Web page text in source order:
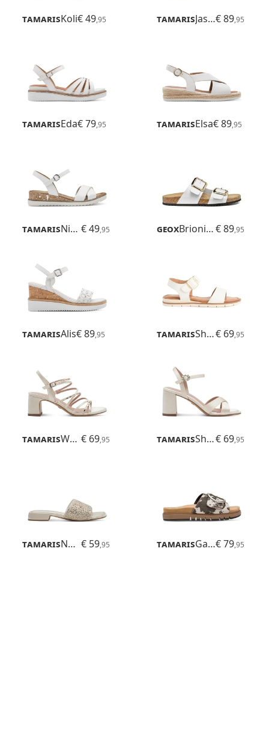
TamarisKoli€ 49,95 Tamaris Jasmin€ 89,95
TamarisEda€ 79,95 TamarisElsa€ 89,95
Tamaris Nirmala € 49,95 Geox Brionia R€ 89,95
TamarisAlis€ 89,95 Tamaris Shanza€ 69,95
Tamaris Whitnee € 69,95 Tamaris Shanaia€ 69,95
Tamaris Novika € 59,95 Tamaris Gafu€ 79,95